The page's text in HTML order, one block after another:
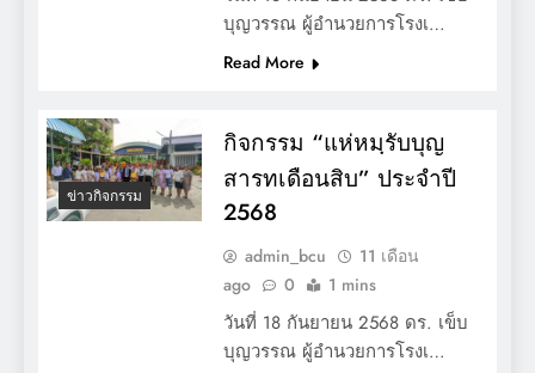
บุญวรรณ ผู้อำนวยการโรงเ…
Read More
ข่าวกิจกรรม
กิจกรรม “แห่หมฺรับบุญ
สารทเดือนสิบ” ประจำปี
2568
admin_bcu
11 เดือน
ago
0 1 mins
วันที่ 18 กันยายน 2568 ดร. เข็บ
บุญวรรณ ผู้อำนวยการโรงเ…